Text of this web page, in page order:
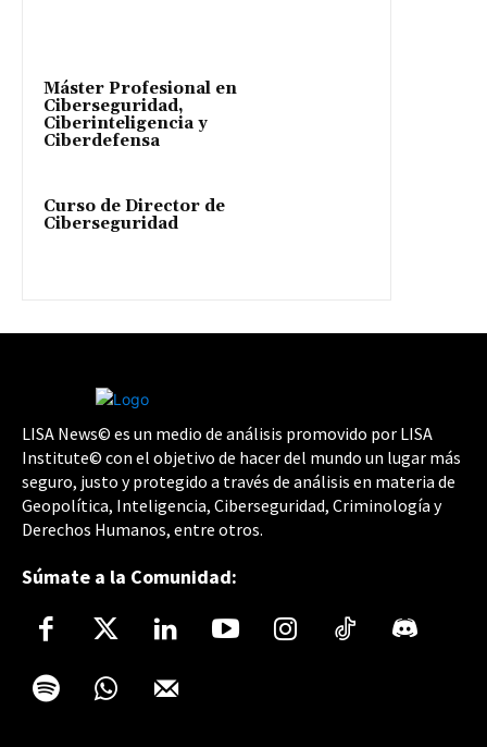
Máster Profesional en
Ciberseguridad,
Ciberinteligencia y
Ciberdefensa
Curso de Director de
Ciberseguridad
LISA News© es un medio de análisis promovido por LISA
Institute© con el objetivo de hacer del mundo un lugar más
seguro, justo y protegido a través de análisis en materia de
Geopolítica, Inteligencia, Ciberseguridad, Criminología y
Derechos Humanos, entre otros.
Súmate a la Comunidad: